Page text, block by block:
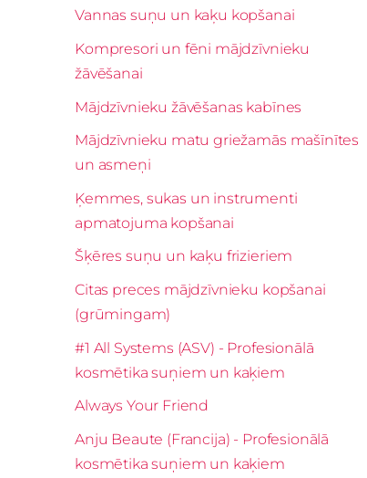
Vannas suņu un kaķu kopšanai
Kompresori un fēni mājdzīvnieku
žāvēšanai
Mājdzīvnieku žāvēšanas kabīnes
Mājdzīvnieku matu griežamās mašīnītes
un asmeņi
Ķemmes, sukas un instrumenti
apmatojuma kopšanai
Šķēres suņu un kaķu frizieriem
Citas preces mājdzīvnieku kopšanai
(grūmingam)
#1 All Systems (ASV) - Profesionālā
kosmētika suņiem un kaķiem
Always Your Friend
Anju Beaute (Francija) - Profesionālā
kosmētika suņiem un kaķiem